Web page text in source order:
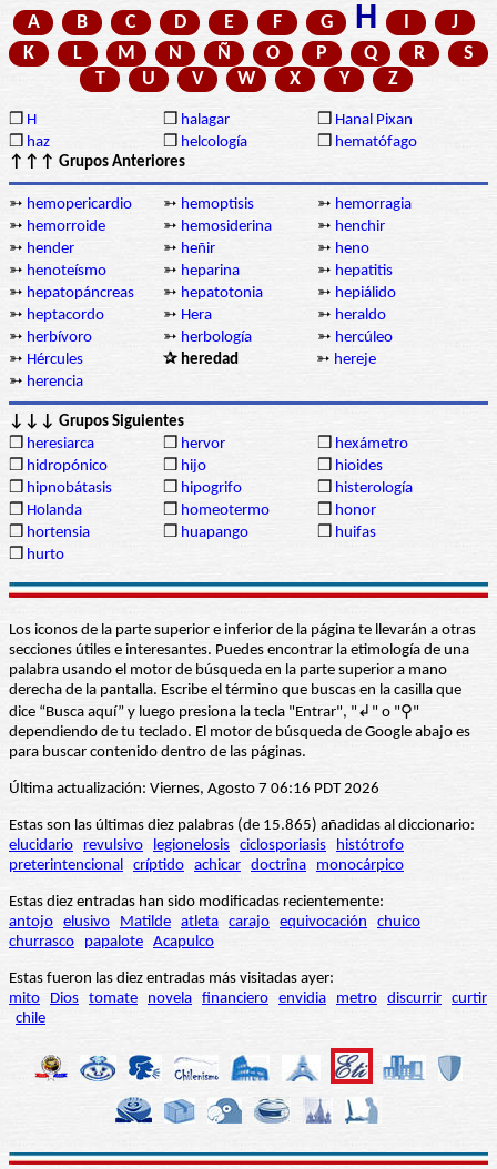
A B C D E F G H I
J
K
L M N Ñ O P Q R
S
T
U V W X Y Z
❒ H ❒ halagar ❒ Hanal Pixan
❒ haz ❒ helcología ❒ hematófago
↑↑↑ Grupos Anteriores
➳ hemopericardio ➳ hemoptisis ➳ hemorragia
➳ hemorroide ➳ hemosiderina ➳ henchir
➳ hender ➳ heñir ➳ heno
➳ henoteísmo ➳ heparina ➳ hepatitis
➳ hepatopáncreas ➳ hepatotonia ➳ hepiálido
➳ heptacordo ➳ Hera ➳ heraldo
➳ herbívoro ➳ herbología ➳ hercúleo
➳ Hércules ✰ heredad ➳ hereje
➳ herencia
↓↓↓ Grupos Siguientes
❒ heresiarca ❒ hervor ❒ hexámetro
❒ hidropónico ❒ hijo ❒ hioides
❒ hipnobátasis ❒ hipogrifo ❒ histerología
❒ Holanda ❒ homeotermo ❒ honor
❒ hortensia ❒ huapango ❒ huifas
❒ hurto
Los iconos de la parte superior e inferior de la página te llevarán a otras
secciones útiles e interesantes. Puedes encontrar la etimología de una
palabra usando el motor de búsqueda en la parte superior a mano
derecha de la pantalla. Escribe el término que buscas en la casilla que
dice “Busca aquí” y luego presiona la tecla "Entrar", "↲" o "⚲"
dependiendo de tu teclado. El motor de búsqueda de Google abajo es
para buscar contenido dentro de las páginas.
Última actualización: Viernes, Agosto 7 06:16 PDT 2026
Estas son las últimas diez palabras (de 15.865) añadidas al diccionario:
elucidario
revulsivo legionelosis ciclosporiasis
histótrofo
preterintencional críptido achicar doctrina monocárpico
Estas diez entradas han sido modificadas recientemente:
antojo elusivo Matilde atleta carajo equivocación
chuico
churrasco
papalote Acapulco
Estas fueron las diez entradas más visitadas ayer:
mito
Dios tomate novela financiero envidia metro discurrir curtir
chile